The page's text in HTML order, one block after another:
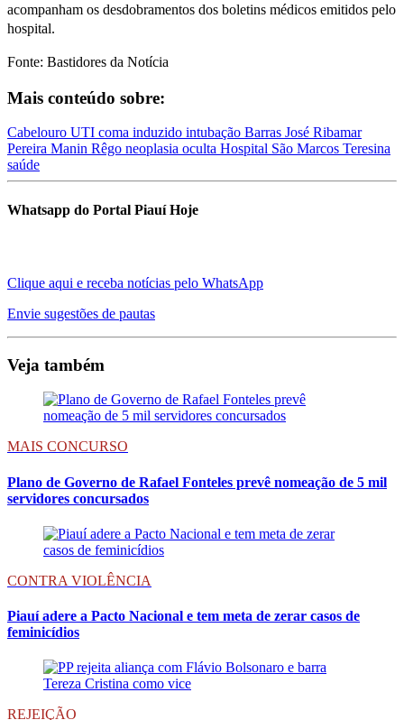
acompanham os desdobramentos dos boletins médicos emitidos pelo
hospital.
Fonte: Bastidores da Notícia
Mais conteúdo sobre:
Cabelouro UTI coma induzido intubação Barras José Ribamar
Pereira Manin Rêgo neoplasia oculta Hospital São Marcos Teresina
saúde
Whatsapp do Portal Piauí Hoje
Clique aqui e receba notícias pelo WhatsApp
Envie sugestões de pautas
Veja também
MAIS CONCURSO
Plano de Governo de Rafael Fonteles prevê nomeação de 5 mil
servidores concursados
CONTRA VIOLÊNCIA
Piauí adere a Pacto Nacional e tem meta de zerar casos de
feminicídios
REJEIÇÃO